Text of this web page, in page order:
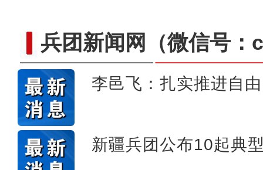
兵团新闻网 （微信号
李邑飞：扎实推进自
新疆兵团公布10起典